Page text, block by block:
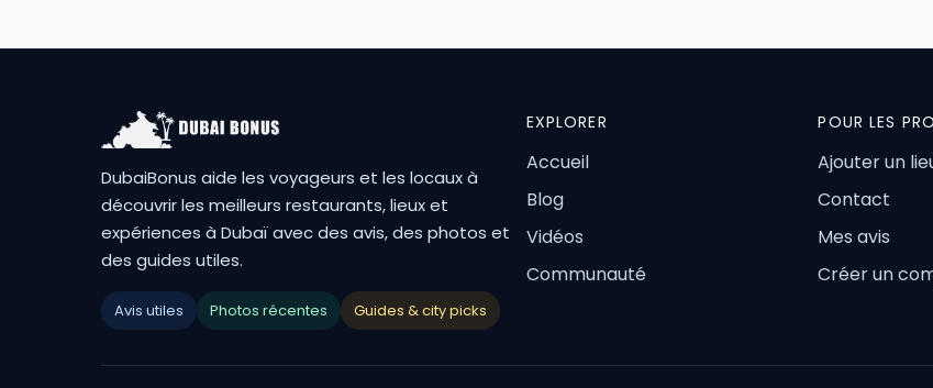
DubaiBonus aide les voyageurs et les locaux à
découvrir les meilleurs restaurants, lieux et
expériences à Dubaï avec des avis, des photos et
des guides utiles.
Avis utiles Photos récentes Guides & city picks
EXPLORER
Accueil
Blog
Vidéos
Communauté
POUR LES
Ajouter un
Contact
Mes avis
Créer un